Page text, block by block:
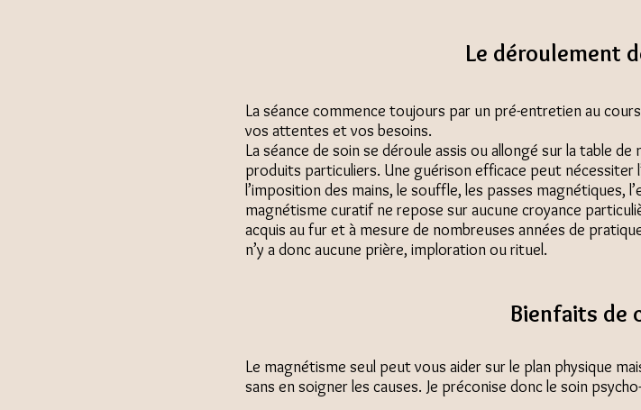
Le déroulement
La séance commence toujours par un pré-entretien au
vos attentes et vos besoins.
La séance de soin se déroule assis ou allongé sur la table
produits particuliers. Une guérison efficace peut nécessiter
l’imposition des mains, le souffle, les passes magnétiques,
magnétisme curatif ne repose sur aucune croyance
acquis au fur et à mesure de nombreuses années de
n’y a donc aucune prière, imploration ou rituel.
Bienfaits de
Le magnétisme seul peut vous aider sur le plan physique
sans en soigner les causes. Je préconise donc le soin